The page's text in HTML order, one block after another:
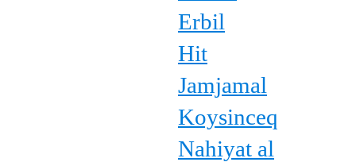
Erbil
Hit
Jamjamal
Koysinceq
Nahiyat al